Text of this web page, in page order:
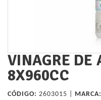
VINAGRE DE
8X960CC
CÓDIGO: 2603015 | MARCA: